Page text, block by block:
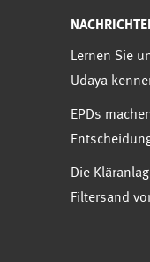
Lernen Sie
Udaya
EPDs
Die
Filtersand